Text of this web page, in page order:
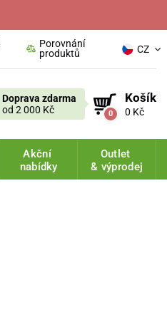
Porovnání
produktů
CZ
Doprava zdarma
od 2 000 Kč
0
Košík
0 Kč
Akční
nabídky
Outlet
& výprodej